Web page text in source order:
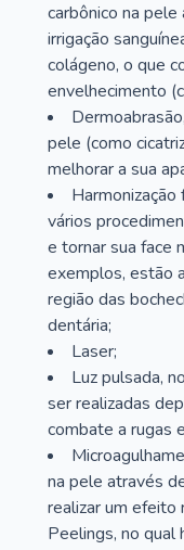
carbônico na
irrigação
colágeno, o que
envelhecimento
pele (como
melhorar a sua
Harmonização
vários
e tornar sua face
exemplos, estão
região das
dentária;
Laser;
Luz pulsada,
ser realizadas
combate a rugas
na pele através
realizar um efeito
Peelings, no qual